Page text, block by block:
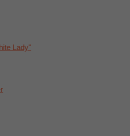
Lady"